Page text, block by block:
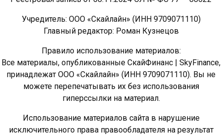
Учредитель: ООО «Скайлайн» (ИНН 9709071110)
Главный редактор: Роман Кузнецов
Правило использование материалов:
Все материалы, опубликованные СкайФинанс | SkyFinance,
принадлежат ООО «Скайлайн» (ИНН 9709071110). Вы не
можете перепечатывать их без использования
гиперссылки на материал.
Использование материалов сайта в нарушение
исключительного права правообладателя на результат